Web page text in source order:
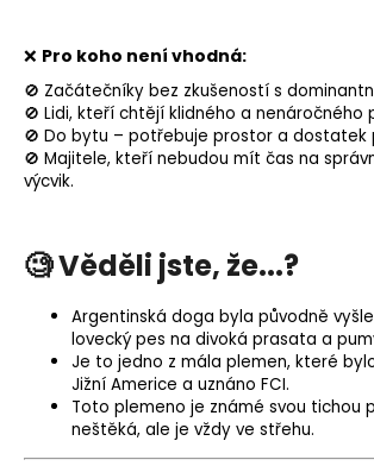
❌ Pro koho není vhodná:
🚫 Začátečníky bez zkušeností s
🚫 Lidi, kteří chtějí klidného a nenáročného
🚫 Do bytu – potřebuje prostor a dostatek
🚫 Majitele, kteří nebudou mít čas na
výcvik.
🧐 Věděli jste, že...?
Argentinská doga byla původně
lovecký pes na divoká prasata a
Je to jedno z mála plemen, které
Jižní Americe a uznáno FCI.
Toto plemeno je známé svou tichou
neštěká, ale je vždy ve střehu.